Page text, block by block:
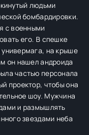
людьми
бомбардировки.
с военными
его. В спешке
на крыше
он нашел андроида
частью персонала
проектор, чтобы она
шоу. Мужчина
и размышлять
звездами неба